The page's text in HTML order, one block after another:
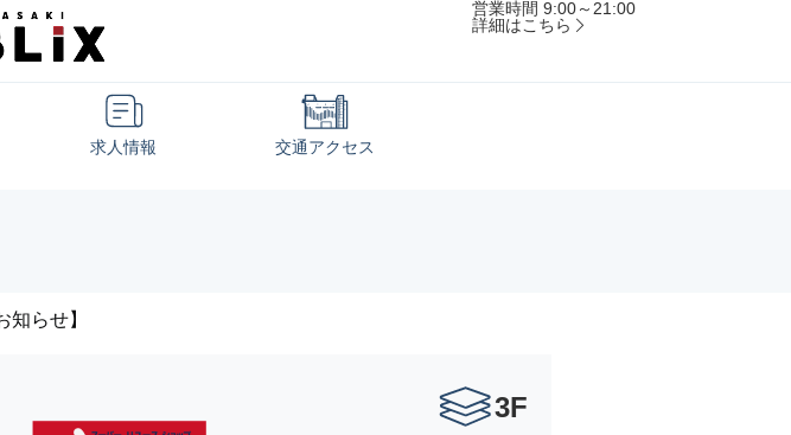
営業時間 9:00～21:00
詳細はこちら
求人情報 交通アクセス
らせ】
3F